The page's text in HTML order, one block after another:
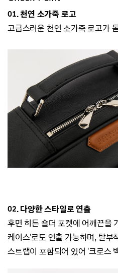
01. 천연 소가죽 로고
고급스러운 천연 소가죽 로고가
02. 다양한 스타일로 연출
후면 히든 숄더 포켓에 어깨끈을
케이스'로도 연출 가능하며, 탈부
스트랩이 포함되어 있어 '크로스